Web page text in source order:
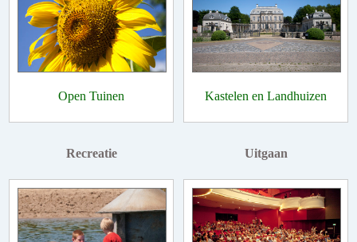
Open Tuinen Kastelen en Landhuizen
Recreatie Uitgaan